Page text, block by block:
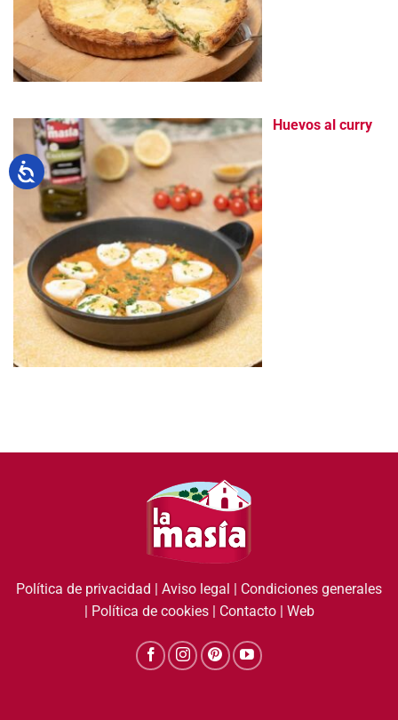
Huevos al curry
Política de privacidad Aviso legal
Condiciones generales
Política de cookies| Contacto| Web